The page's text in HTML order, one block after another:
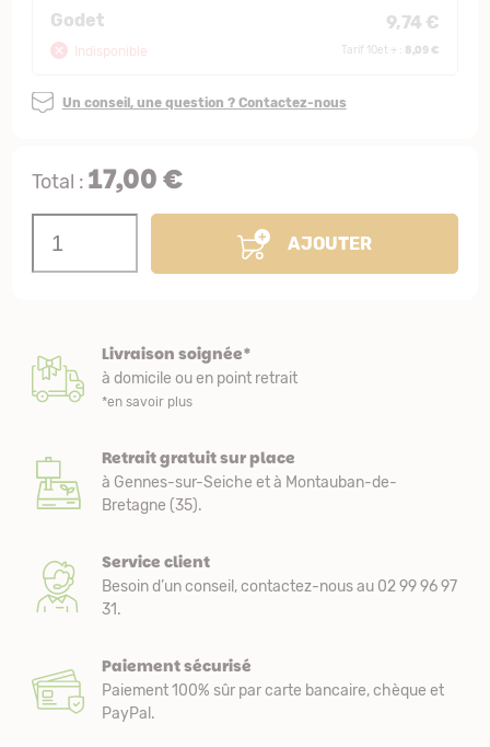
Godet 9,74 €
Indisponible Tarif 10et + : 8,09 €
Un conseil, une question ? Contactez-nous
Total : 17,00 €
AJOUTER
Livraison soignée*
à domicile ou en point retrait
*en savoir plus
Retrait gratuit sur place
à Gennes-sur-Seiche et à Montauban-de-
Bretagne (35).
Service client
Besoin d’un conseil, contactez-nous au 02 99 96 97
31.
Paiement sécurisé
Paiement 100% sûr par carte bancaire, chèque et
PayPal.